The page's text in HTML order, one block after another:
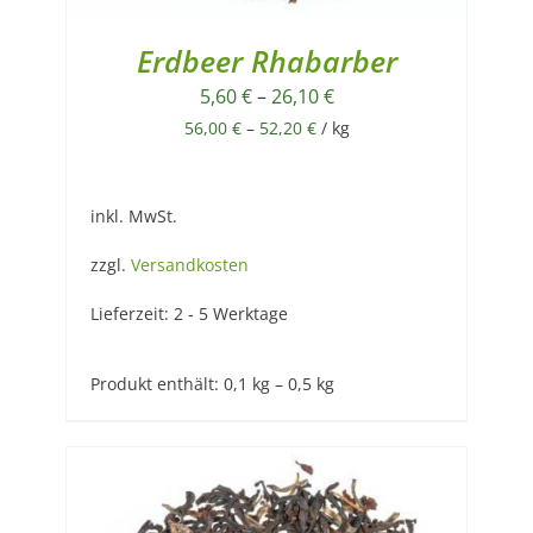
Erdbeer Rhabarber
5,60€–26,10€
56,00 €– 52,20 €/ kg
inkl. MwSt.
zzgl. Versandkosten
Lieferzeit: 2 - 5 Werktage
Produkt enthält: 0,1 kg – 0,5 kg